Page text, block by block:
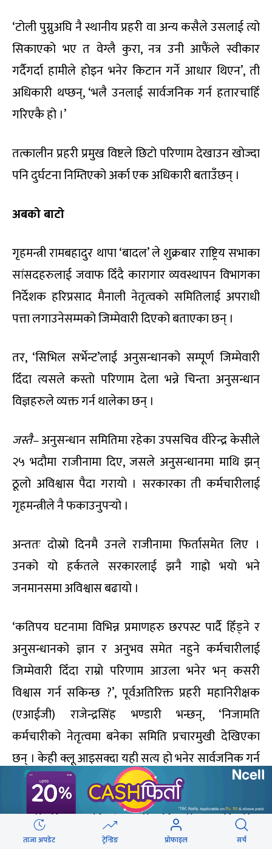
‘टोली पुग्नुअघि नै स्थानीय प्रहरी वा अन्य कसैले उसलाई त्यो
सिकाएको भए त वेग्लै कुरा, नत्र उनी आफैंले स्वीकार
गर्दैगर्दा हामीले होइन भनेर किटान गर्ने आधार थिएन’, ती
अधिकारी थप्छन्, ‘भलै उनलाई सार्वजनिक गर्न हतारचाहिँ
गरिएकै हो ।’
तत्कालीन प्रहरी प्रमुख विष्टले छिटो परिणाम देखाउन खोज्दा
पनि दुर्घटना निम्तिएको अर्का एक अधिकारी बताउँछन् ।
अबको बाटो
गृहमन्त्री रामबहादुर थापा ‘बादल’ ले शुक्रबार राष्ट्रिय सभाका
सांसदहरुलाई जवाफ दिँदै कारागार व्यवस्थापन विभागका
निर्देशक हरिप्रसाद मैनाली नेतृत्वको समितिलाई अपराधी
पत्ता लगाउनेसम्मको जिम्मेवारी दिएको बताएका छन् ।
तर, ‘सिभिल सर्भेन्ट’लाई अनुसन्धानको सम्पूर्ण जिम्मेवारी
दिँदा त्यसले कस्तो परिणाम देला भन्ने चिन्ता अनुसन्धान
विज्ञहरुले व्यक्त गर्न थालेका छन् ।
जस्तै–अनुसन्धान समितिमा रहेका उपसचिव वीरेन्द्र केसीले
२५ भदौमा राजीनामा दिए, जसले अनुसन्धानमा माथि झन्
ठूलो अविश्वास पैदा गरायो । सरकारका ती कर्मचारीलाई
गृहमन्त्रीले नै फकाउनुपर्‍यो ।
अन्ततः दोस्रो दिनमै उनले राजीनामा फिर्तासमेत लिए ।
उनको यो हर्कतले सरकारलाई झनै गाह्रो भयो भने
जनमानसमा अविश्वास बढायो ।
‘कतिपय घटनामा विभिन्न प्रमाणहरु छरपस्ट पार्दै हिँड्ने र
अनुसन्धानको ज्ञान र अनुभव समेत नहुने कर्मचारीलाई
जिम्मेवारी दिँदा राम्रो परिणाम आउला भनेर भन् कसरी
विश्वास गर्न सकिन्छ ?’, पूर्वअतिरिक्त प्रहरी महानिरीक्षक
(एआईजी) राजेन्द्रसिंह भण्डारी भन्छन्, ‘निजामति
कर्मचारीको नेतृत्वमा बनेका समिति प्रचारमुखी देखिएका
छन् । केही क्लू आइसक्दा यही सत्य हो भनेर सार्वजनिक गर्न
हतार गरिएको पनि देखिएकै हो ।’
भण्डारीसहितका अधिकांश प्रहरी अधिकारी यस्ता विवादित
र जटिल विषयको जिम्मेवारी प्रहरीभित्रकै विश्वासिला
ताजा अपडेट ट्रेन्डिङ प्रोफाइल सर्च